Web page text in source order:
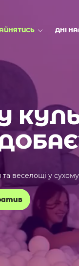
ДНІ
веселощі у